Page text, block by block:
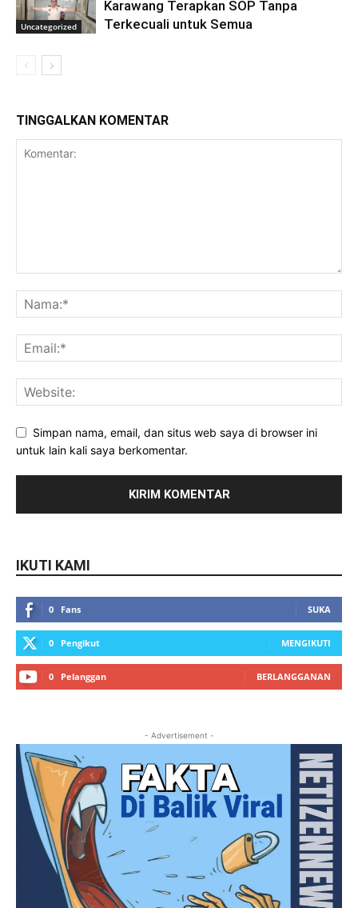
Uncategorized
Karawang Terapkan SOP Tanpa
Terkecuali untuk Semua
TINGGALKAN KOMENTAR
Simpan nama, email, dan situs web saya di browser ini
untuk lain kali saya berkomentar.
IKUTI KAMI
0 Fans SUKA
0 Pengikut MENGIKUTI
0 Pelanggan BERLANGGANAN
- Advertisement -